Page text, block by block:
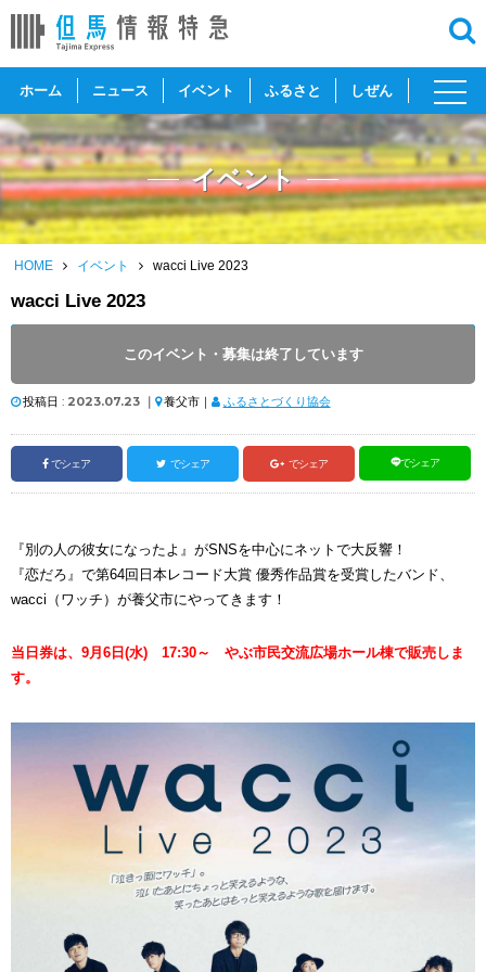
ホーム ニュース イベント ふるさと しぜん
toggle
イベント
HOME イベント wacci Live 2023
wacci Live 2023
このイベント・募集は終了しています
投稿日 : 2023.07.23 ｜ 養父市｜ ふるさとづくり協会
でシェア でシェア でシェア でシェア
『別の人の彼女になったよ』がSNSを中心にネットで大反響！
『恋だろ』で第64回日本レコード大賞 優秀作品賞を受賞したバンド、
wacci（ワッチ）が養父市にやってきます！
当日券は、9月6日(水) 17:30～ やぶ市民交流広場ホール棟で販売しま
す。